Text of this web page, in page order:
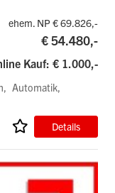
ehem. NP € 69.826,-
€ 54.480,-
Kauf: € 1.000,-
Automatik
Details